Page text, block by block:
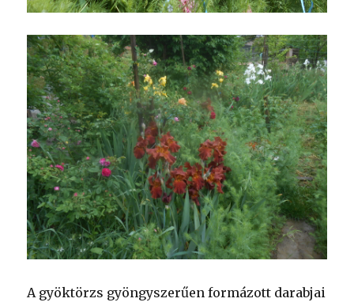
A gyöktörzs gyöngyszerűen formázott darabjai